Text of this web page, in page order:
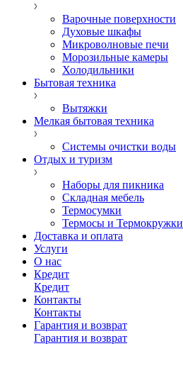
Варочные поверхности
Духовые шкафы
Микроволновые печи
Морозильные камеры
Холодильники
Бытовая техника
Вытяжки
Мелкая бытовая техника
Системы очистки воды
Отдых и туризм
Наборы для пикника
Складная мебель
Термосумки
Термосы и Термокружки
Доставка и оплата
Услуги
О нас
Кредит
Кредит
Контакты
Контакты
Гарантия и возврат
Гарантия и возврат